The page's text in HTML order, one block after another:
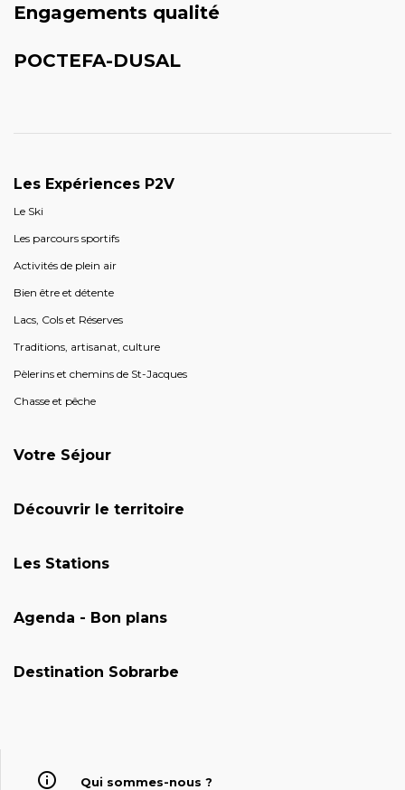
Engagements qualité
POCTEFA-DUSAL
Les Expériences P2V
Le Ski
Les parcours sportifs
Activités de plein air
Bien être et détente
Lacs, Cols et Réserves
Traditions, artisanat, culture
Pèlerins et chemins de St-Jacques
Chasse et pêche
Votre Séjour
Découvrir le territoire
Les Stations
Agenda - Bon plans
Destination Sobrarbe
Qui sommes-nous ?